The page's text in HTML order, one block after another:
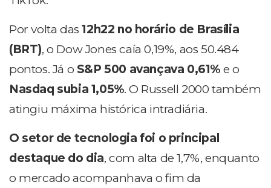
Por volta das12h22 no horário de Brasília
(BRT), o Dow Jones caía 0,19%, aos 50.484
pontos. Já o S&P 500 avançava 0,61% e o
Nasdaq subia 1,05%. O Russell 2000 também
atingiu máxima histórica intradiária.
O setor de tecnologia foi o principal
destaque do dia, com alta de 1,7%, enquanto
o mercado acompanhava o fim da